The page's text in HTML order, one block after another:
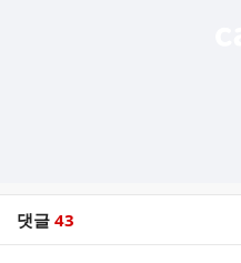
댓글 43